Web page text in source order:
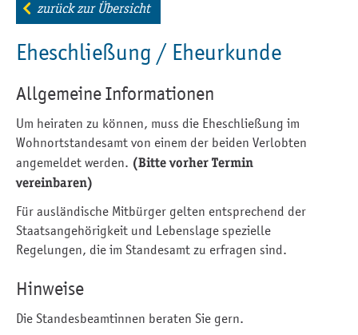
zurück zur Übersicht
Eheschließung / Eheurkunde
Allgemeine Informationen
Um heiraten zu können, muss die Eheschließung im
Wohnortstandesamt von einem der beiden Verlobten
angemeldet werden. (Bitte vorher Termin
vereinbaren)
Für ausländische Mitbürger gelten entsprechend der
Staatsangehörigkeit und Lebenslage spezielle
Regelungen, die im Standesamt zu erfragen sind.
Hinweise
Die Standesbeamtinnen beraten Sie gern.